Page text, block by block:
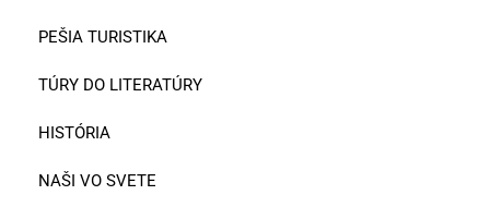
PEŠIA TURISTIKA
TÚRY DO LITERATÚRY
HISTÓRIA
NAŠI VO SVETE